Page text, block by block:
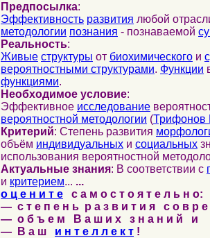
Предпосылка:
Эффективность развития любой
методологии познания - познаваемой
Реальность:
Живые структуры от биохимического и
вероятностными структурами. Функции
функциями.
Необходимое условие:
Эффективное исследование
вероятностной методологии (Трифонов
Критерий: Степень развития
объём индивидуальных и социальных
использования вероятностной
Актуальные знания: В соответствии с
и критерием... ...
о ц е н и т е с а м о с т о я т е л ь н о:
— с т е п е н ь р а з в и т и я с о в р
— о б ъ е м В а ш и х з н а н и й и
— В а ш и н т е л л е к т !